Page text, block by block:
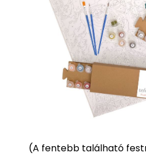
(A fentebb található